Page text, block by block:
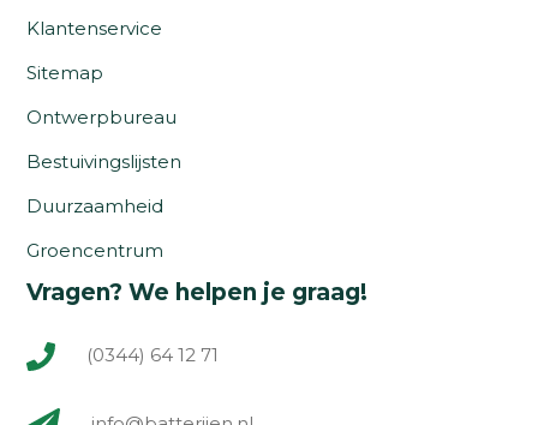
Klantenservice
Sitemap
Ontwerpbureau
Bestuivingslijsten
Duurzaamheid
Groencentrum
Vragen? We helpen je graag!
(0344) 64 12 71